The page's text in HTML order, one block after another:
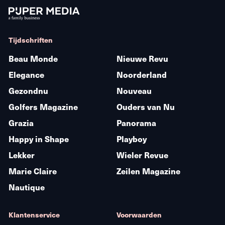
Tijdschriften
Beau Monde
Elegance
Gezondnu
Golfers Magazine
Grazia
Happy in Shape
Lekker
Marie Claire
Nautique
Nieuwe Revu
Noorderland
Nouveau
Ouders van Nu
Panorama
Playboy
Wieler Revue
Zeilen Magazine
Klantenservice Voorwaarden